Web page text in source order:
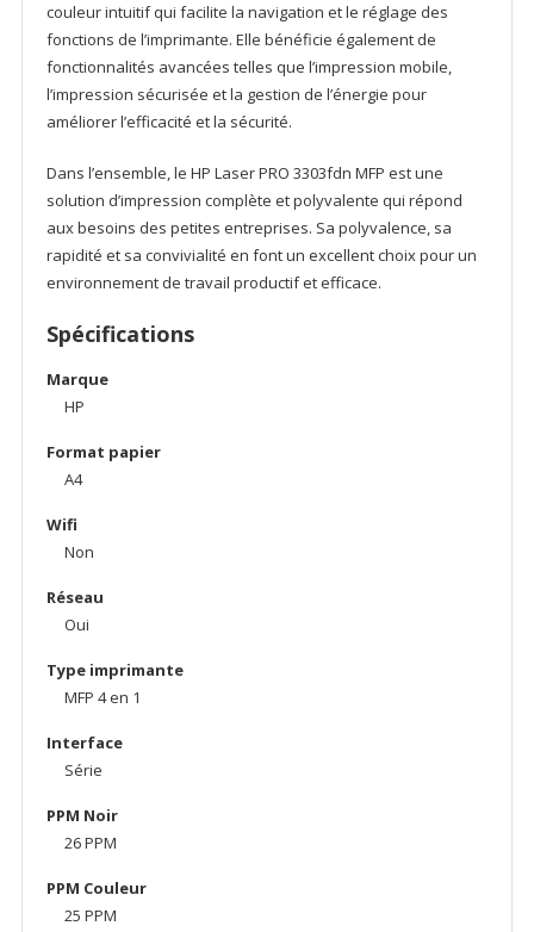
couleur intuitif qui facilite la navigation et le réglage des
fonctions de l’imprimante. Elle bénéficie également de
fonctionnalités avancées telles que l’impression mobile,
l’impression sécurisée et la gestion de l’énergie pour
améliorer l’efficacité et la sécurité.
Dans l’ensemble, le HP Laser PRO 3303fdn MFP est une
solution d’impression complète et polyvalente qui répond
aux besoins des petites entreprises. Sa polyvalence, sa
rapidité et sa convivialité en font un excellent choix pour un
environnement de travail productif et efficace.
Spécifications
Marque
HP
Format papier
A4
Wifi
Non
Réseau
Oui
Type imprimante
MFP 4 en 1
Interface
Série
PPM Noir
26 PPM
PPM Couleur
25 PPM